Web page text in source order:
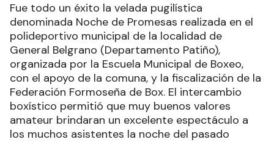
Fue todo un éxito la velada pugilística
denominada Noche de Promesas realizada en el
polideportivo municipal de la localidad de
General Belgrano (Departamento Patiño),
organizada por la Escuela Municipal de Boxeo,
con el apoyo de la comuna, y la fiscalización de la
Federación Formoseña de Box. El intercambio
boxístico permitió que muy buenos valores
amateur brindaran un excelente espectáculo a
los muchos asistentes la noche del pasado